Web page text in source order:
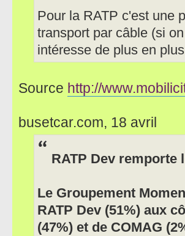
Pour la RATP c'est une
transport par câble (si
intéresse de plus en
Source http://
busetcar.com, 18 avril
RATP Dev remporte
Le Groupement
RATP Dev (51%) aux
(47%) et de COMAG